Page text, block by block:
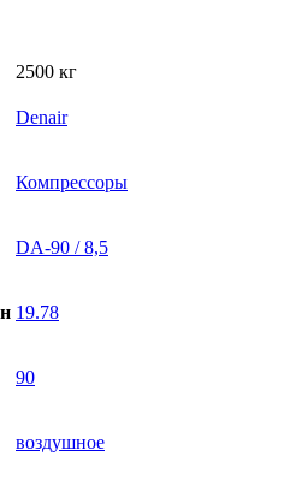
2500 кг
Denair
Компрессоры
DA-90 / 8,5
19.78
90
воздушное